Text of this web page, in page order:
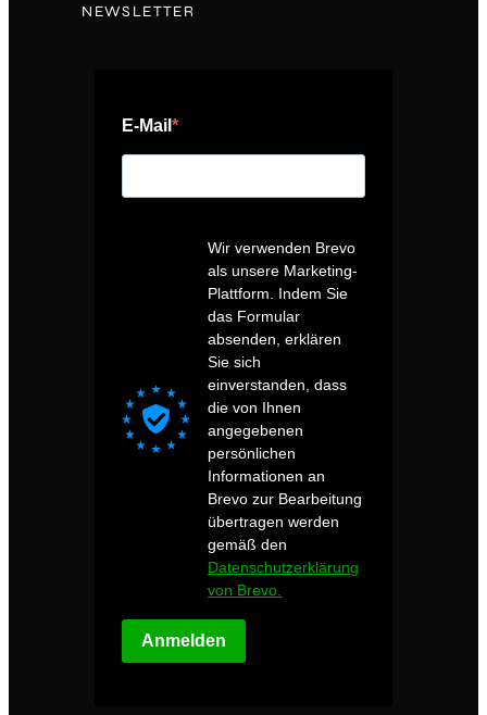
NEWSLETTER
E-Mail
Wir verwenden Brevo
als unsere Marketing-
Plattform. Indem Sie
das Formular
absenden, erklären
Sie sich
einverstanden, dass
die von Ihnen
angegebenen
persönlichen
Informationen an
Brevo zur Bearbeitung
übertragen werden
gemäß den
Datenschutzerklärung
von Brevo.
Anmelden